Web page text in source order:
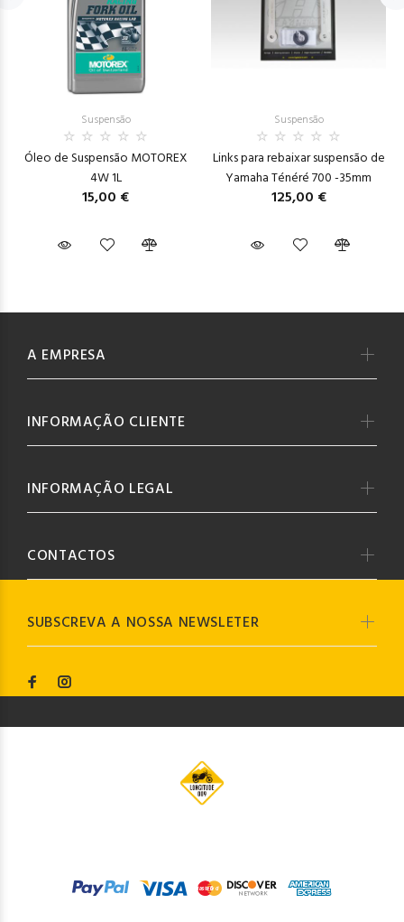
Suspensão
Óleo de Suspensão MOTOREX
4W 1L
15,00 €
Suspensão
Links para rebaixar suspensão de
Yamaha Ténéré 700 -35mm
125,00 €
SUBSCREVA A NOSSA NEWSLETER
A EMPRESA
INFORMAÇÃO CLIENTE
INFORMAÇÃO LEGAL
CONTACTOS